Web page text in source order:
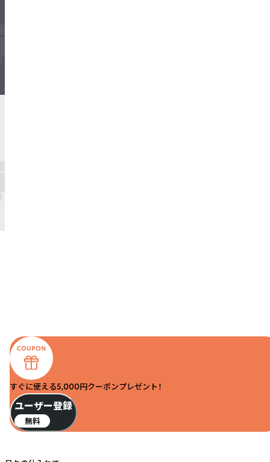
すぐに使える5,000円クーポンプレゼント！
ユーザー登録
無料